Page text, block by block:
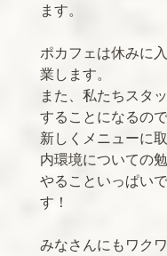
ます。
ポカフェは休みに
業します。
また、私たちスタ
することになるの
新しくメニューに
内環境についての
やることいっぱい
す！
みなさんにもワク